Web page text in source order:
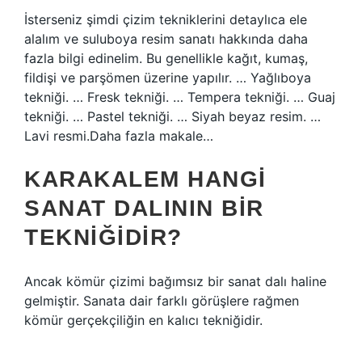
İsterseniz şimdi çizim tekniklerini detaylıca ele
alalım ve suluboya resim sanatı hakkında daha
fazla bilgi edinelim. Bu genellikle kağıt, kumaş,
fildişi ve parşömen üzerine yapılır. … Yağlıboya
tekniği. … Fresk tekniği. … Tempera tekniği. … Guaj
tekniği. … Pastel tekniği. … Siyah beyaz resim. …
Lavi resmi.Daha fazla makale…
KARAKALEM HANGI
SANAT DALININ BIR
TEKNIĞIDIR?
Ancak kömür çizimi bağımsız bir sanat dalı haline
gelmiştir. Sanata dair farklı görüşlere rağmen
kömür gerçekçiliğin en kalıcı tekniğidir.